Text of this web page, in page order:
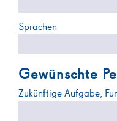
Sprachen
Gewünschte
Zukünftige Aufgabe,